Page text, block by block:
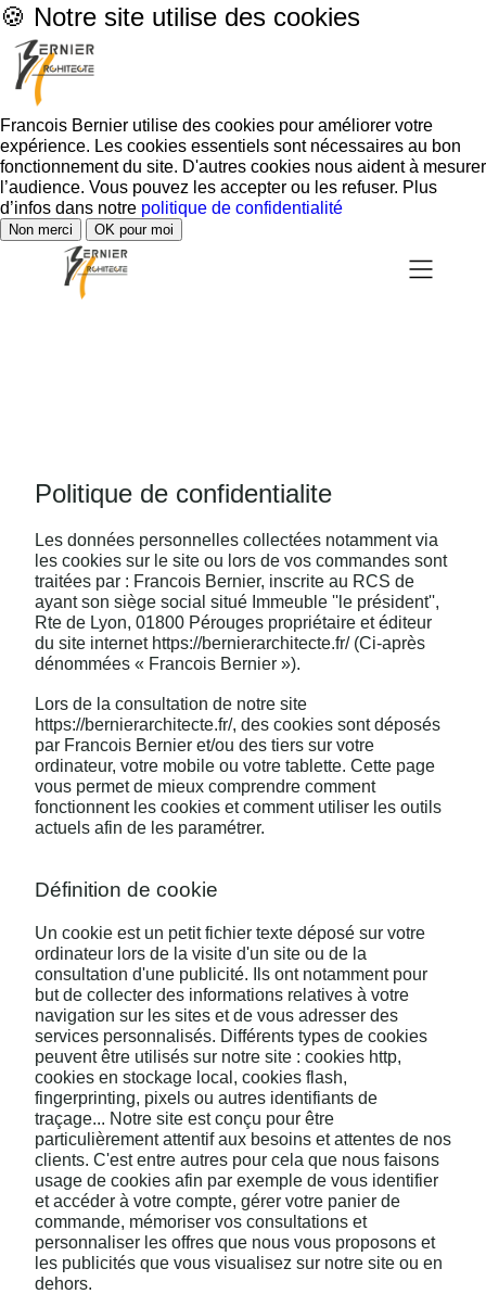
🍪 Notre site utilise des cookies
Francois Bernier utilise des cookies pour améliorer votre
expérience. Les cookies essentiels sont nécessaires au bon
fonctionnement du site. D'autres cookies nous aident à mesurer
l’audience. Vous pouvez les accepter ou les refuser. Plus
d’infos dans notre politique de confidentialité
Non merci OK pour moi
Politique de confidentialite
Les données personnelles collectées notamment via
les cookies sur le site ou lors de vos commandes sont
traitées par : Francois Bernier, inscrite au RCS de
ayant son siège social situé Immeuble ''le président'',
Rte de Lyon, 01800 Pérouges propriétaire et éditeur
du site internet https://bernierarchitecte.fr/ (Ci-après
dénommées « Francois Bernier »).
Lors de la consultation de notre site
https://bernierarchitecte.fr/, des cookies sont déposés
par Francois Bernier et/ou des tiers sur votre
ordinateur, votre mobile ou votre tablette. Cette page
vous permet de mieux comprendre comment
fonctionnent les cookies et comment utiliser les outils
actuels afin de les paramétrer.
Définition de cookie
Un cookie est un petit fichier texte déposé sur votre
ordinateur lors de la visite d'un site ou de la
consultation d'une publicité. Ils ont notamment pour
but de collecter des informations relatives à votre
navigation sur les sites et de vous adresser des
services personnalisés. Différents types de cookies
peuvent être utilisés sur notre site : cookies http,
cookies en stockage local, cookies flash,
fingerprinting, pixels ou autres identifiants de
traçage... Notre site est conçu pour être
particulièrement attentif aux besoins et attentes de nos
clients. C'est entre autres pour cela que nous faisons
usage de cookies afin par exemple de vous identifier
et accéder à votre compte, gérer votre panier de
commande, mémoriser vos consultations et
personnaliser les offres que nous vous proposons et
les publicités que vous visualisez sur notre site ou en
dehors.